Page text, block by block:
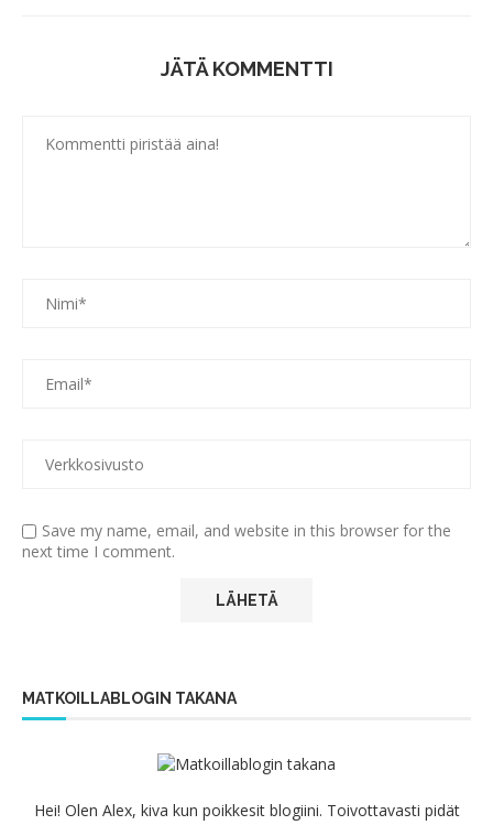
JÄTÄ KOMMENTTI
Save my name, email, and website in this browser for the
next time I comment.
MATKOILLABLOGIN TAKANA
Hei! Olen Alex, kiva kun poikkesit blogiini. Toivottavasti pidät